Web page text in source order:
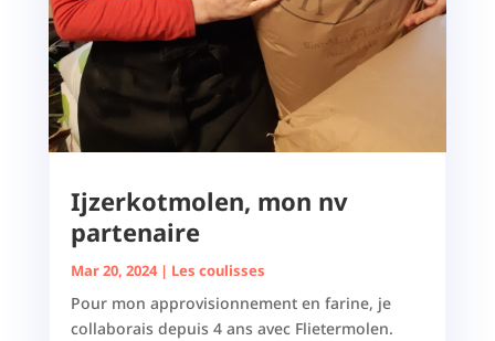
Ijzerkotmolen, mon nv
partenaire
Mar 20, 2024| Les coulisses
Pour mon approvisionnement en farine, je
collaborais depuis 4 ans avec Flietermolen.